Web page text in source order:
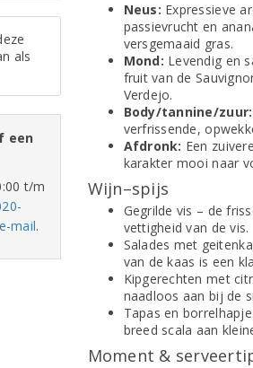
als
een
t/m
e-mail.
Neus: Expressieve
passievrucht en
versgemaaid gras.
Mond: Levendig en
fruit van de
Verdejo.
Body/tannine/zuur:
verfrissende,
Afdronk: Een
karakter mooi naar
Wijn–spijs
Gegrilde vis – de
vettigheid van de vis.
Salades met
van de kaas is een
Kipgerechten met
naadloos aan bij de
Tapas en
breed scala aan
Moment &